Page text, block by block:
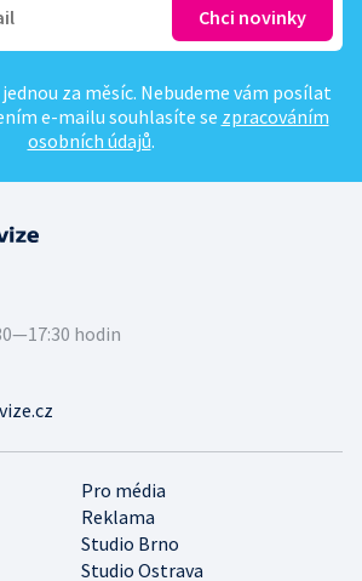
za měsíc. Nebudeme vám posílat
e-mailu souhlasíte se zpracováním
osobních údajů.